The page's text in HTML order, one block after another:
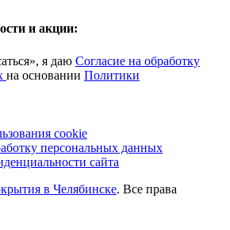
и акции:
я даю Согласие на обработку
на основании Политики
cookie
персональных данных
сайта
в Челябинске. Все права